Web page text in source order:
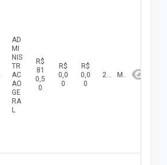
AD
MI
NIS
TR
AC
AO
GE
RA
L
R$
81
0,5
0
R$
0,0
0
R$
0,0
0
2026 Maio